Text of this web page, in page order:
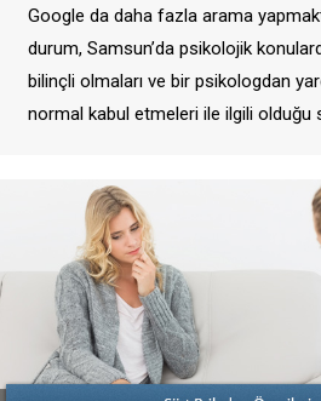
Google da daha fazla arama
durum, Samsun’da psikolojik
bilinçli olmaları ve bir psikologdan
normal kabul etmeleri ile ilgili olduğu